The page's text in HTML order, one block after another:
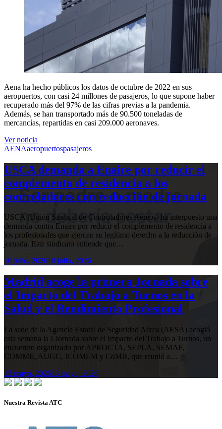
Aena ha hecho públicos los datos de octubre de 2022 en sus
aeropuertos, con casi 24 millones de pasajeros, lo que supone haber
recuperado más del 97% de las cifras previas a la pandemia.
Además, se han transportado más de 90.500 toneladas de
mercancías, repartidas en casi 209.000 aeronaves.
Ver noticia
AENAaeropuertospasajeros
USCA demanda a Enaire por reducir el
complemento de residencia a los
controladores con reducción de jornada
USCA (Unión Sindical de Controladores Aéreos) ha interpuesto una
demanda contra Enaire por reducir el complemento de residencia a
los profesionales que ejercen su legítimo derecho a la reducción de
jornada. Este sindicato entiende que…
10 julio, 202610 julio, 2026
Madrid acoge la primera Jornada sobre
el Impacto del Trabajo a Turnos en la
Salud y el Rendimiento Profesional
La sede de la Agencia Estatal de Seguridad Aérea (AESA) acogió
esta semana la I Jornada sobre el Impacto del Trabajo a Turnos, un
encuentro organizado por APROCTA, SEPLA, SEMAF,
COMME, AUGC, ICOMEM y CoMB, que reunió a…
13 mayo, 202613 mayo, 2026
Nuestra Revista ATC